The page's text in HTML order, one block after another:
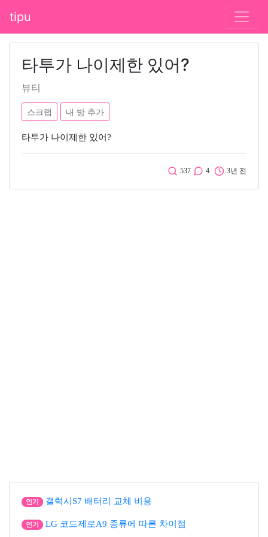
tipu
타투가 나이제한 있어?
뷰티
스크랩 내 방 추가
타투가 나이제한 있어?
537 4 3년 전
인기 갤럭시S7 배터리 교체 비용
인기 LG 코드제로A9 종류에 따른 차이점